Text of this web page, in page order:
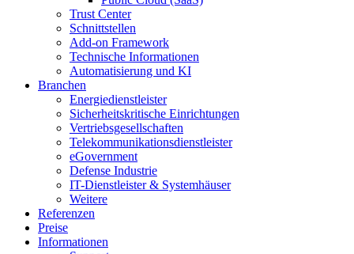
Trust Center
Schnittstellen
Add-on Framework
Technische Informationen
Automatisierung und KI
Branchen
Energiedienstleister
Sicherheitskritische Einrichtungen
Vertriebsgesellschaften
Telekommunikationsdienstleister
eGovernment
Defense Industrie
IT-Dienstleister & Systemhäuser
Weitere
Referenzen
Preise
Informationen